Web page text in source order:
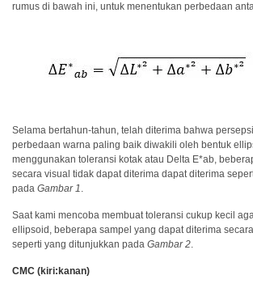
Pengukuran
Produk
Sumber
Unduh
Katalog
(ENG)
Unduh
Perangkat
rumus di bawah ini, untuk menentukan perbedaan
Selama bertahun-tahun, telah diterima bahwa
perbedaan warna paling baik diwakili oleh bentuk
menggunakan toleransi kotak atau Delta E*ab,
secara visual tidak dapat diterima dapat diterima
pada Gambar 1.
Saat kami mencoba membuat toleransi cukup kecil
ellipsoid, beberapa sampel yang dapat diterima
seperti yang ditunjukkan pada Gambar 2.
CMC (kiri:kanan)